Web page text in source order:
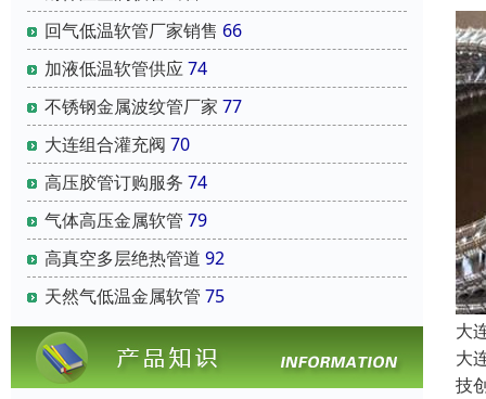
回气低温软管厂家销售 66
加液低温软管供应74
不锈钢金属波纹管厂家 77
大连组合灌充阀 70
高压胶管订购服务 74
气体高压金属软管 79
高真空多层绝热管道 92
天然气低温金属软管 75
大
大
技